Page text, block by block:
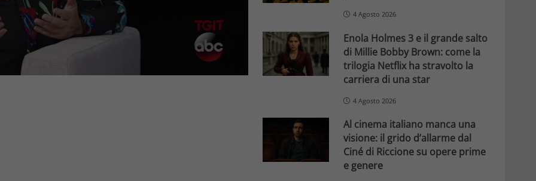
4 Agosto 2026
Enola Holmes 3 e il grande salto
di Millie Bobby Brown: come la
trilogia Netflix ha stravolto la
carriera di una star
4 Agosto 2026
Al cinema italiano manca una
visione: il grido d’allarme dal
Ciné di Riccione su opere prime
e genere